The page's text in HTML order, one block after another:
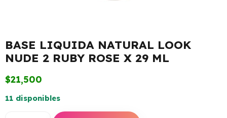
BASE LIQUIDA NATURAL LOOK
NUDE 2 RUBY ROSE X 29 ML
$21,500
11 disponibles